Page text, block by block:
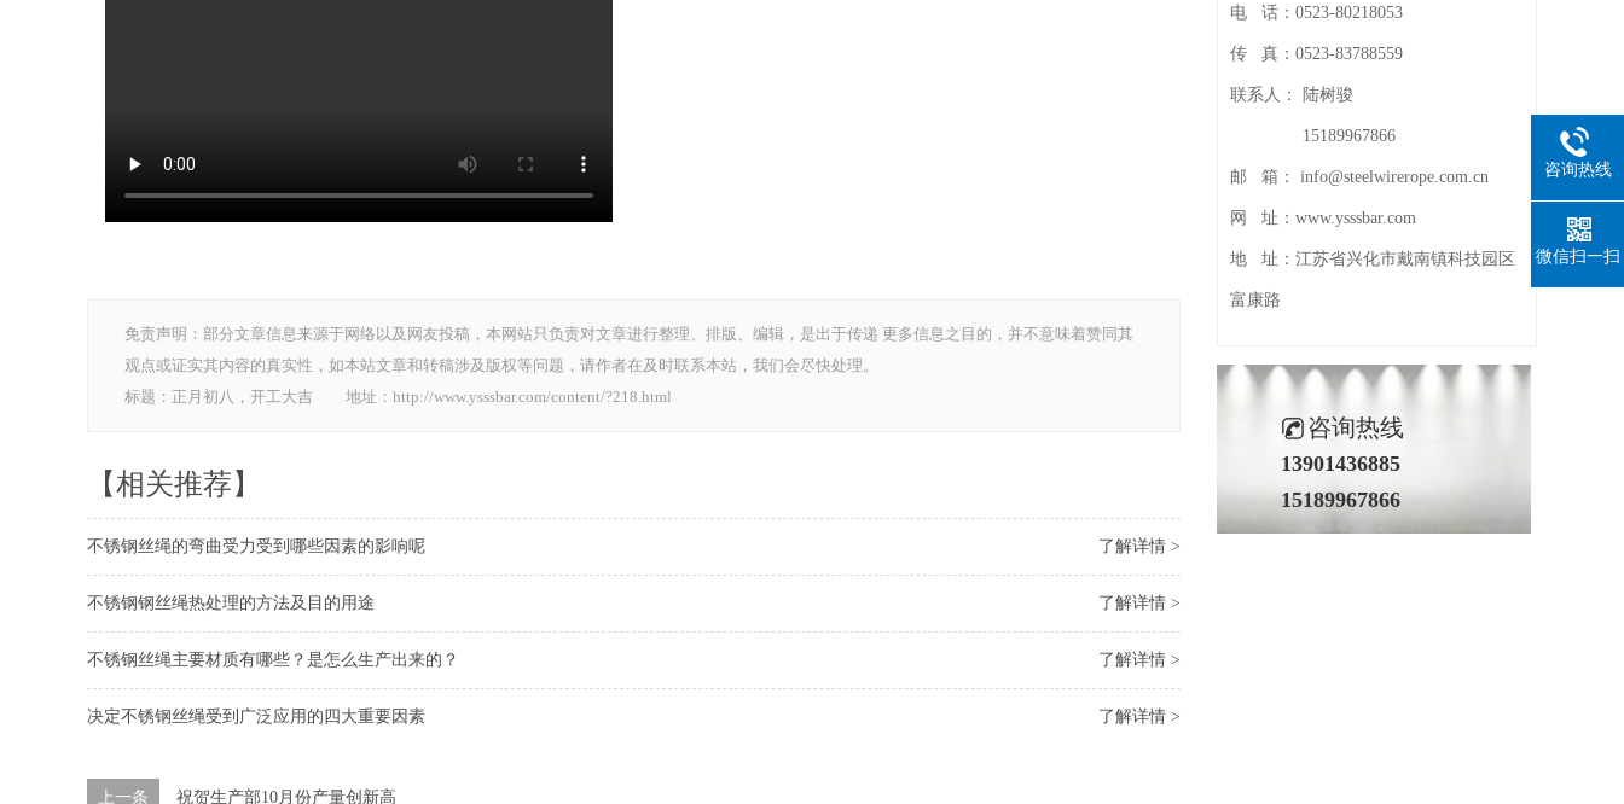
免责声明：部分文章信息来源于网络以及网友投稿，本网站只负责对文章进行整理、排版、编辑，是出于传递 更多信息之目的，并不意味着赞同其
观点或证实其内容的真实性，如本站文章和转稿涉及版权等问题，请作者在及时联系本站，我们会尽快处理。
标题：正月初八，开工大吉 地址：http://www.ysssbar.com/content/?218.html
【相关推荐】
了解详情 >
不锈钢丝绳的弯曲受力受到哪些因素的影响呢
了解详情 >
不锈钢钢丝绳热处理的方法及目的用途
了解详情 >
不锈钢丝绳主要材质有哪些？是怎么生产出来的？
了解详情 >
决定不锈钢丝绳受到广泛应用的四大重要因素
上一条 祝贺生产部10月份产量创新高
电 话： 0523-80218053
传 真： 0523-83788559
联系人： 陆树骏
15189967866
邮 箱： info@steelwirerope.com.cn
网 址： www.ysssbar.com
地 址： 江苏省兴化市戴南镇科技园区
富康路
咨询热线
13901436885
15189967866
咨询热线
微信扫一扫